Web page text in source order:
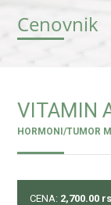
Cenovnik
VITAMIN
HORMONI/TUMOR
CENA: 2,700.00